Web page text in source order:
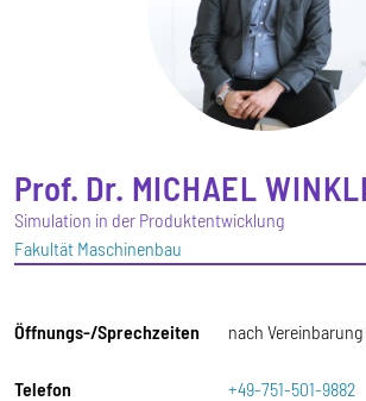
Prof. Dr. MICHAEL
Simulation in der Produktentwicklung
Fakultät Maschinenbau
Öffnungs-/Sprechzeiten nach Vereinbarung
Telefon +49-751-501-9882